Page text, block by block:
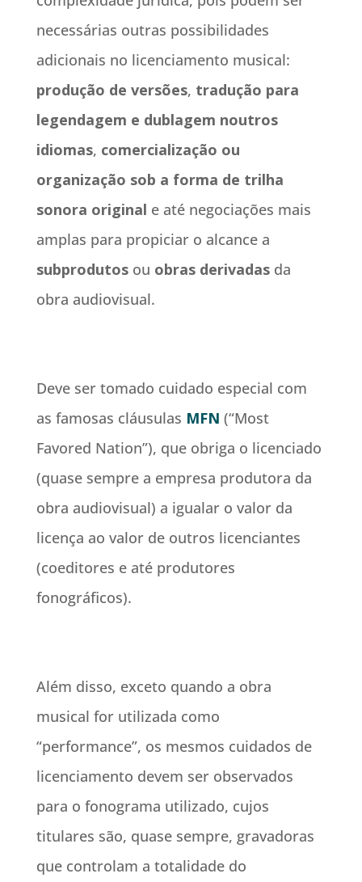
necessárias outras possibilidades
adicionais no licenciamento musical:
produção de versões, tradução para
legendagem e dublagem noutros
idiomas, comercialização ou
organização sob a forma de trilha
sonora original e até negociações mais
amplas para propiciar o alcance a
subprodutosou obras derivadasda
obra audiovisual.
Deve ser tomado cuidado especial com
as famosas cláusulas MFN (“Most
Favored Nation”), que obriga o licenciado
(quase sempre a empresa produtora da
obra audiovisual) a igualar o valor da
licença ao valor de outros licenciantes
(coeditores e até produtores
fonográficos).
Além disso, exceto quando a obra
musical for utilizada como
“performance”, os mesmos cuidados de
licenciamento devem ser observados
para o fonograma utilizado, cujos
titulares são, quase sempre, gravadoras
que controlam a totalidade do